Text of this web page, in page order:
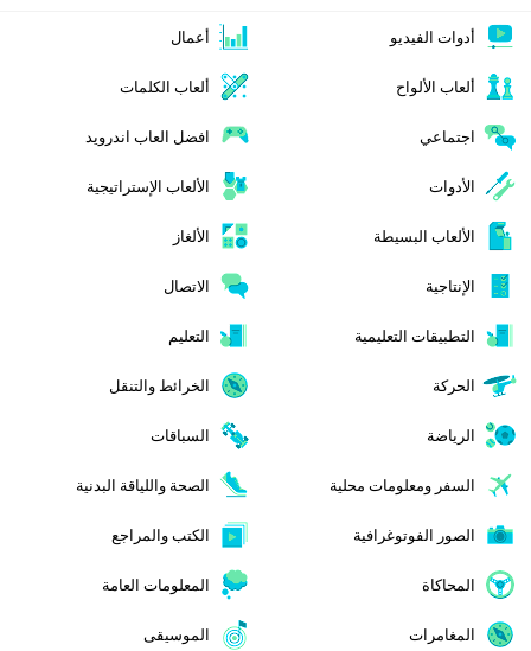
أدوات الفيديو أعمال
ألعاب الألواح ألعاب الكلمات
اجتماعي افضل العاب اندرويد
الأدوات الألعاب الإستراتيجية
الألعاب البسيطة الألغاز
الإنتاجية الاتصال
التطبيقات التعليمية التعليم
الحركة الخرائط والتنقل
الرياضة السباقات
السفر ومعلومات محلية الصحة واللياقة البدنية
الصور الفوتوغرافية الكتب والمراجع
المحاكاة المعلومات العامة
المغامرات الموسيقى